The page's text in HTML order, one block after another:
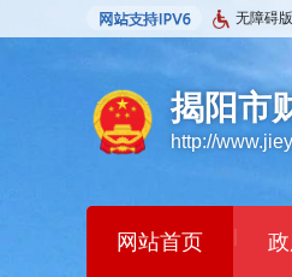
无障碍版
揭阳市
http://
网站首页 |